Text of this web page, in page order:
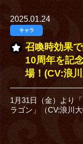
2025.01.24
キャラ
召喚時効果
10周年を記
場！(CV:浪
1月31日（金）より
ラゴン」（CV:浪川